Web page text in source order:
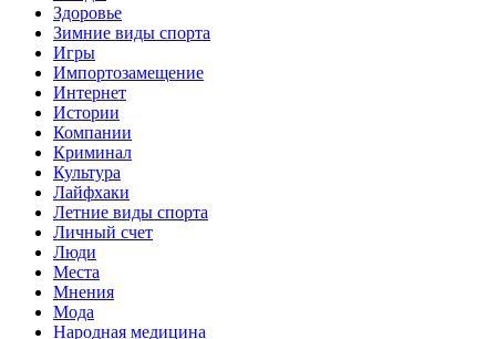
Здоровье
Зимние виды спорта
Игры
Импортозамещение
Интернет
Истории
Компании
Криминал
Культура
Лайфхаки
Летние виды спорта
Личный счет
Люди
Места
Мнения
Мода
Народная медицина